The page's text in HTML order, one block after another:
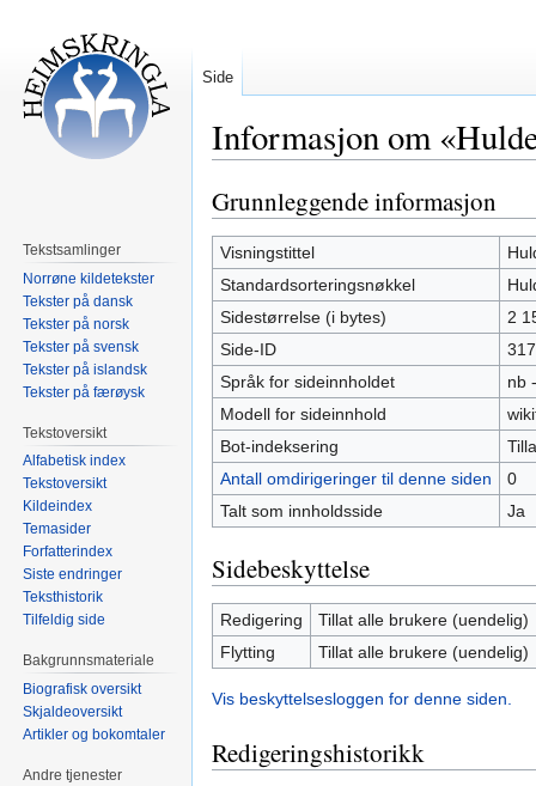
Informasjon om
Hopp
til
navigering
Hopp
til
søk
Grunnleggende informasjon
Visningstittel
Standardsorteringsnøkkel
Sidestørrelse (i bytes)
2
Side-ID
Språk for sideinnholdet
nb
Modell for sideinnhold
Bot-indeksering
Antall omdirigeringer til denne siden
0
Talt som innholdsside
Ja
Sidebeskyttelse
Redigering
Tillat alle brukere (uendelig)
Flytting
Tillat alle brukere (uendelig)
Vis beskyttelsesloggen for denne siden.
Redigeringshistorikk
Side
Tekstsamlinger
Norrøne kildetekster
Tekster på dansk
Tekster på norsk
Tekster på svensk
Tekster på islandsk
Tekster på færøysk
Tekstoversikt
Alfabetisk index
Tekstoversikt
Kildeindex
Temasider
Forfatterindex
Siste endringer
Teksthistorik
Tilfeldig side
Bakgrunnsmateriale
Biografisk oversikt
Skjaldeoversikt
Artikler og bokomtaler
Andre tjenester